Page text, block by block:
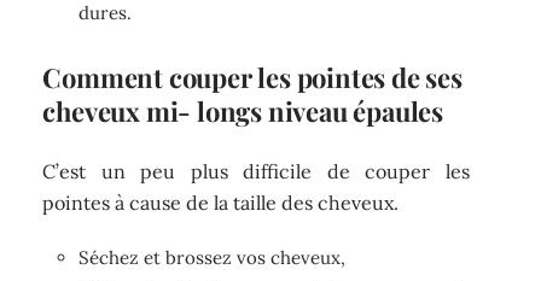
dures.
Comment couper les pointes de ses
cheveux mi- longs niveau épaules
C’est un peu plus difficile de couper les
pointes à cause de la taille des cheveux.
Séchez et brossez vos cheveux,